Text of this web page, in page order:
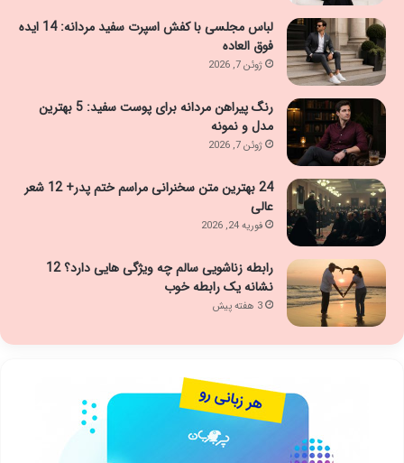
لباس مجلسی با کفش اسپرت سفید مردانه: 14 ایده
فوق العاده
ژوئن 7, 2026
رنگ پیراهن مردانه برای پوست سفید: 5 بهترین
مدل و نمونه
ژوئن 7, 2026
24 بهترین متن سخنرانی مراسم ختم پدر+ 12 شعر
عالی
فوریه 24, 2026
رابطه زناشویی سالم چه ویژگی هایی دارد؟ 12
نشانه یک رابطه خوب
3 هفته پیش